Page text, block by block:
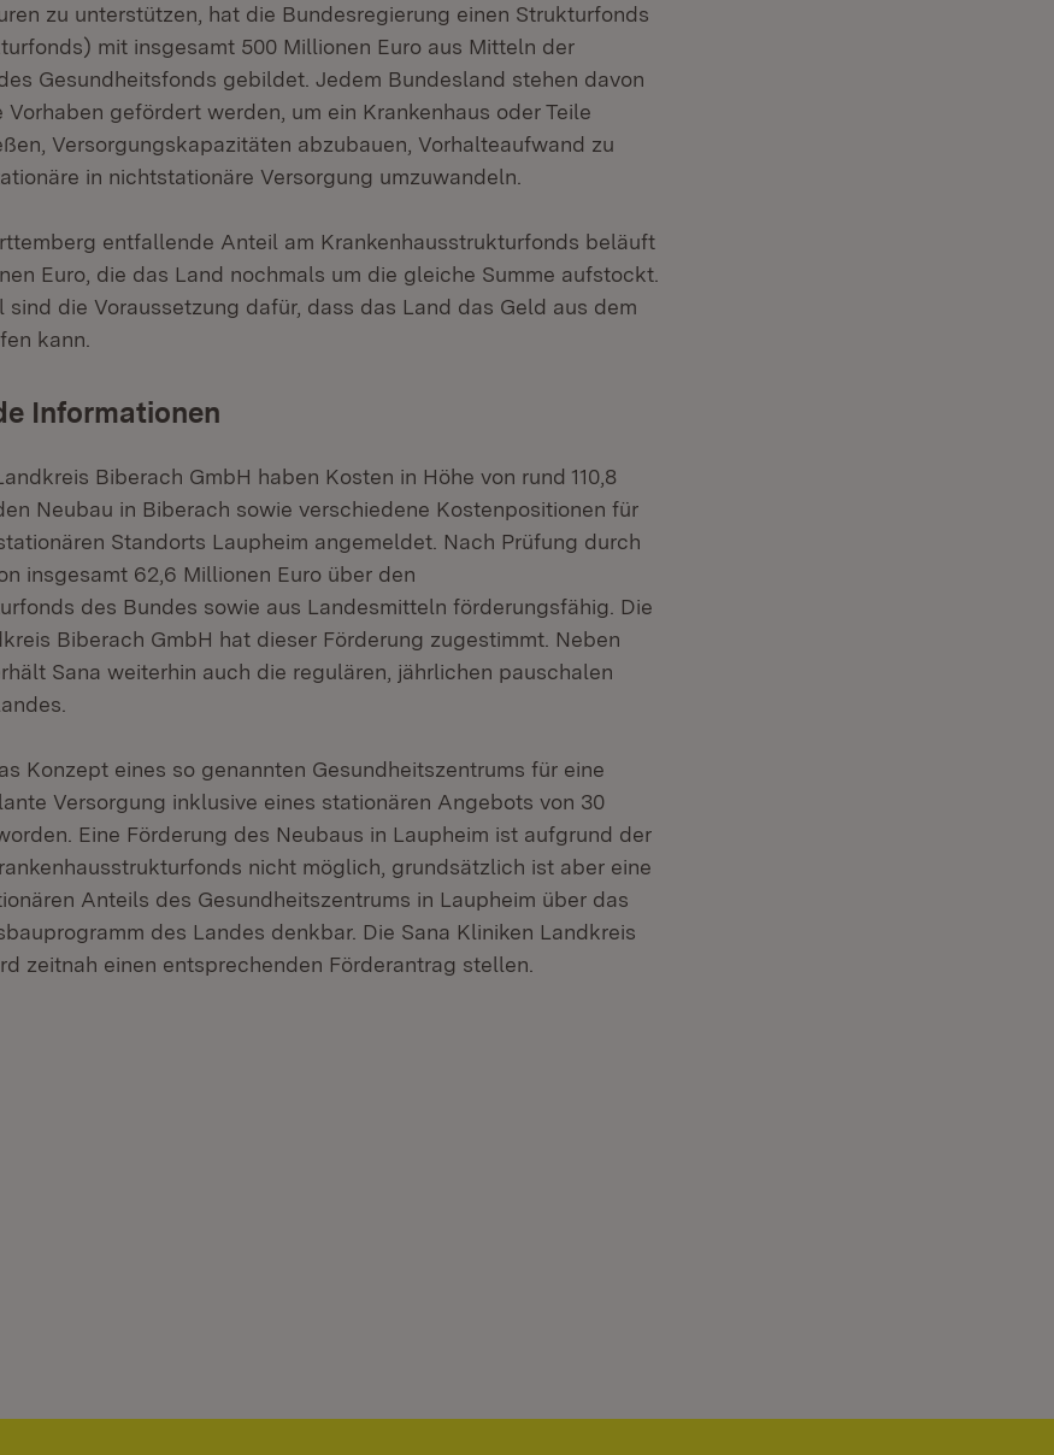
zu unterstützen, hat die Bundesregierung einen Strukturfonds
mit insgesamt 500 Millionen Euro aus Mitteln der
Gesundheitsfonds gebildet. Jedem Bundesland stehen davon
gefördert werden, um ein Krankenhaus oder Teile
Versorgungskapazitäten abzubauen, Vorhalteaufwand zu
in nichtstationäre Versorgung umzuwandeln.
entfallende Anteil am Krankenhausstrukturfonds beläuft
Euro, die das Land nochmals um die gleiche Summe aufstockt.
sind die Voraussetzung dafür, dass das Land das Geld aus dem
kann.
Informationen
Biberach GmbH haben Kosten in Höhe von rund 110,8
Neubau in Biberach sowie verschiedene Kostenpositionen für
Standorts Laupheim angemeldet. Nach Prüfung durch
insgesamt 62,6 Millionen Euro über den
des Bundes sowie aus Landesmitteln förderungsfähig. Die
Biberach GmbH hat dieser Förderung zugestimmt. Neben
Sana weiterhin auch die regulären, jährlichen pauschalen
Konzept eines so genannten Gesundheitszentrums für eine
Versorgung inklusive eines stationären Angebots von 30
Eine Förderung des Neubaus in Laupheim ist aufgrund der
nicht möglich, grundsätzlich ist aber eine
Anteils des Gesundheitszentrums in Laupheim über das
des Landes denkbar. Die Sana Kliniken Landkreis
zeitnah einen entsprechenden Förderantrag stellen.